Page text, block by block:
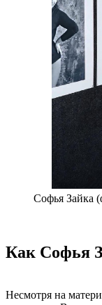
Софья Зайка
Как Софья
Несмотря на